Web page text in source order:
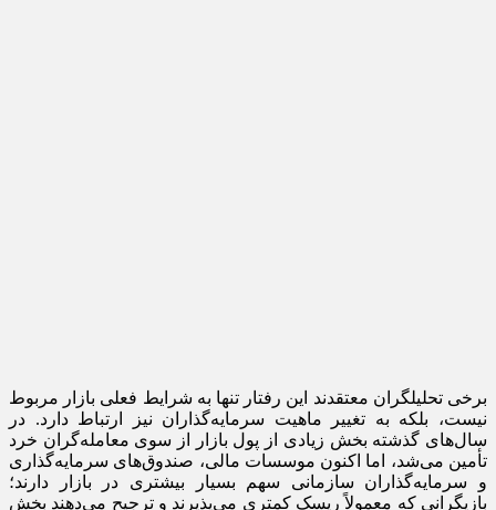
برخی تحلیلگران معتقدند این رفتار تنها به شرایط فعلی بازار مربوط
نیست، بلکه به تغییر ماهیت سرمایه‌گذاران نیز ارتباط دارد. در
سال‌های گذشته بخش زیادی از پول بازار از سوی معامله‌گران خرد
تأمین می‌شد، اما اکنون موسسات مالی، صندوق‌های سرمایه‌گذاری
و سرمایه‌گذاران سازمانی سهم بسیار بیشتری در بازار دارند؛
بازیگرانی که معمولاً ریسک کمتری می‌پذیرند و ترجیح می‌دهند بخش